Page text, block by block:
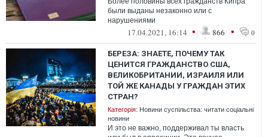
были выданы незаконно или с
нарушениями
17.04.2021, 16:14 • 866 • 0
БЕРЕЗА: ЗНАЕТЕ, ПОЧЕМУ ТАК
ЦЕНИТСЯ ГРАЖДАНСТВО США,
ВЕЛИКОБРИТАНИИ, ИЗРАИЛЯ ИЛИ
ТОЙ ЖЕ КАНАДЫ У ГРАЖДАН ЭТИХ
СТРАН?
Категорія: Новини суспільства: читати соціальні
новини
И это не важно, поддерживал ты власть